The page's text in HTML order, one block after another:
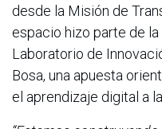
desde la Misión de
espacio hizo parte de
Laboratorio de
Bosa, una apuesta
el aprendizaje digital a